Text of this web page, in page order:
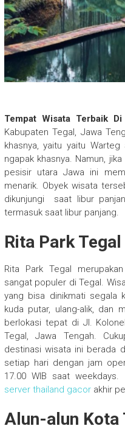
Tempat Wisata Terbaik
Kabupaten Tegal, Jawa
khasnya, yaitu yaitu
ngapak khasnya. Namun,
pesisir utara Jawa ini
menarik. Obyek wisata
dikunjungi saat libur
termasuk saat libur panjang.
Rita Park Tegal
Rita Park Tegal
sangat populer di Tegal.
yang bisa dinikmati segala
kuda putar, ulang-alik, dan
berlokasi tepat di Jl.
Tegal, Jawa Tengah.
destinasi wisata ini berada
setiap hari dengan jam
17.00 WIB saat
server thailand gacorakhir
Alun-alun Kota